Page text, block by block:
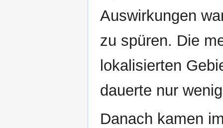
Auswirkungen
zu spüren. Die
lokalisierten
dauerte nur
Danach kamen